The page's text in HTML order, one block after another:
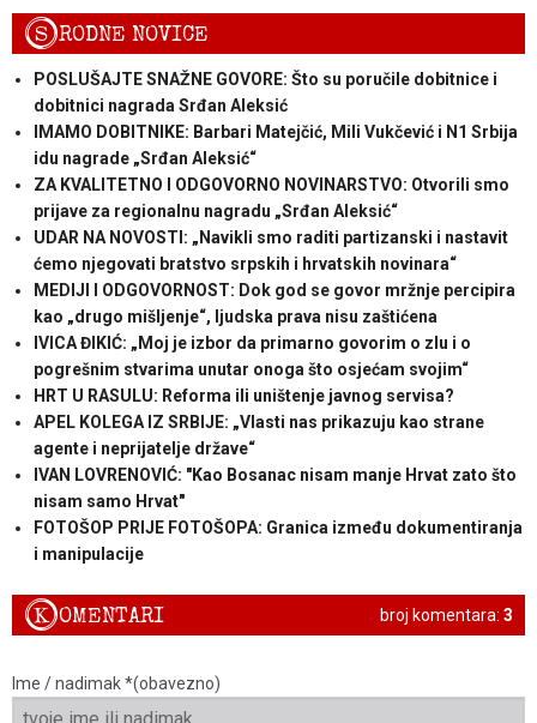
SRODNE NOVICE
POSLUŠAJTE SNAŽNE GOVORE: Što su poručile dobitnice i
dobitnici nagrada Srđan Aleksić
IMAMO DOBITNIKE: Barbari Matejčić, Mili Vukčević i N1 Srbija
idu nagrade „Srđan Aleksić“
ZA KVALITETNO I ODGOVORNO NOVINARSTVO: Otvorili smo
prijave za regionalnu nagradu „Srđan Aleksić“
UDAR NA NOVOSTI: „Navikli smo raditi partizanski i nastavit
ćemo njegovati bratstvo srpskih i hrvatskih novinara“
MEDIJI I ODGOVORNOST: Dok god se govor mržnje percipira
kao „drugo mišljenje“, ljudska prava nisu zaštićena
IVICA ĐIKIĆ: „Moj je izbor da primarno govorim o zlu i o
pogrešnim stvarima unutar onoga što osjećam svojim“
HRT U RASULU: Reforma ili uništenje javnog servisa?
APEL KOLEGA IZ SRBIJE: „Vlasti nas prikazuju kao strane
agente i neprijatelje države“
IVAN LOVRENOVIĆ: "Kao Bosanac nisam manje Hrvat zato što
nisam samo Hrvat"
FOTOŠOP PRIJE FOTOŠOPA: Granica između dokumentiranja
i manipulacije
broj komentara: 3
KOMENTARI
Ime / nadimak *(obavezno)